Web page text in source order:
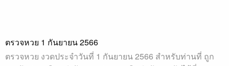
ตรวจหวย 1 กันยายน 2566
ตรวจหวย งวดประจำวันที่ 1 กันยายน 2566 สำหรับท่านที่ ถูก